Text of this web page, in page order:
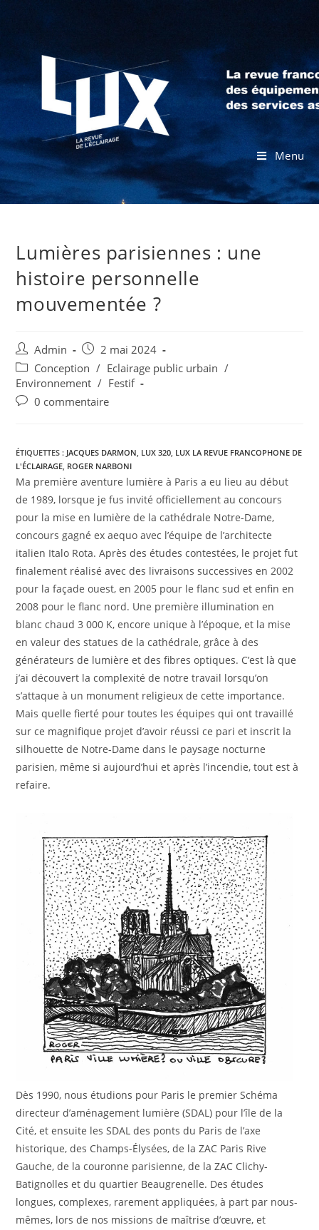
Menu
Lumières parisiennes : une
histoire personnelle
mouvementée ?
Admin
2 mai 2024
Conception / Eclairage public urbain /
Environnement / Festif
0 commentaire
ÉTIQUETTES : JACQUES DARMON, LUX 320, LUX LA REVUE FRANCOPHONE DE
L'ÉCLAIRAGE, ROGER NARBONI
Ma première aventure lumière à Paris a eu lieu au début
de 1989, lorsque je fus invité officiellement au concours
pour la mise en lumière de la cathédrale Notre-Dame,
concours gagné ex aequo avec l’équipe de l’architecte
italien Italo Rota. Après des études contestées, le projet fut
finalement réalisé avec des livraisons successives en 2002
pour la façade ouest, en 2005 pour le flanc sud et enfin en
2008 pour le flanc nord. Une première illumination en
blanc chaud 3 000 K, encore unique à l’époque, et la mise
en valeur des statues de la cathédrale, grâce à des
générateurs de lumière et des fibres optiques. C’est là que
j’ai découvert la complexité de notre travail lorsqu’on
s’attaque à un monument religieux de cette importance.
Mais quelle fierté pour toutes les équipes qui ont travaillé
sur ce magnifique projet d’avoir réussi ce pari et inscrit la
silhouette de Notre-Dame dans le paysage nocturne
parisien, même si aujourd’hui et après l’incendie, tout est à
refaire.
Dès 1990, nous étudions pour Paris le premier Schéma
directeur d’aménagement lumière (SDAL) pour l’île de la
Cité, et ensuite les SDAL des ponts du Paris de l’axe
historique, des Champs-Élysées, de la ZAC Paris Rive
Gauche, de la couronne parisienne, de la ZAC Clichy-
Batignolles et du quartier Beaugrenelle. Des études
longues, complexes, rarement appliquées, à part par nous-
mêmes, lors de nos missions de maîtrise d’œuvre, et